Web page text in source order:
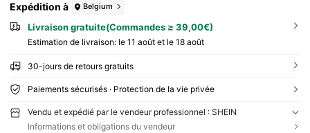
Expédition à Belgium
Livraison gratuite(Commandes ≥ 39,00€)
Estimation de livraison: le 11 août et le 18 août
30-jours de retours gratuits
Paiements sécurisés · Protection de la vie privée
Vendu et expédié par le vendeur professionnel : SHEIN
Informations et obligations du vendeur